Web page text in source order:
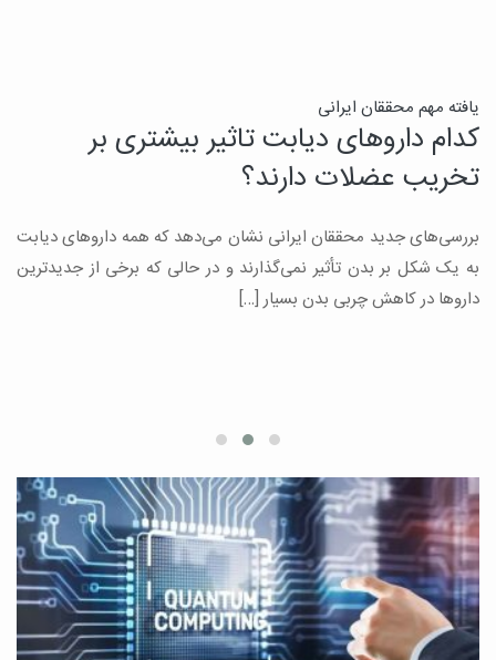
یافته مهم محققان ایرانی
کدام داروهای دیابت تاثیر بیشتری بر
تخریب عضلات دارند؟
بررسی‌های جدید محققان ایرانی نشان می‌دهد که همه داروهای دیابت
به یک شکل بر بدن تأثیر نمی‌گذارند و در حالی که برخی از جدیدترین
داروها در کاهش چربی بدن بسیار […]